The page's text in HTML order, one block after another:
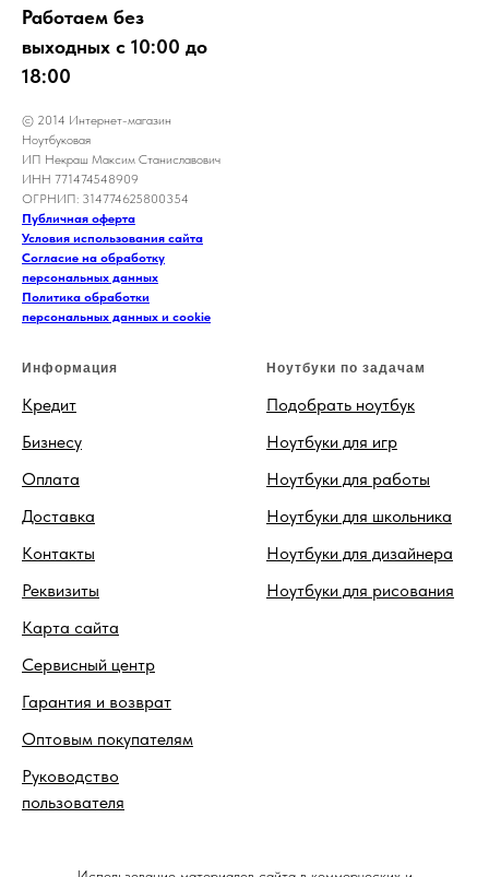
Работаем без
выходных с 10:00 до
18:00
© 2014 Интернет-магазин
Ноутбуковая
ИП Некраш Максим Станиславович
ИНН 771474548909
ОГРНИП: 314774625800354
Публичная оферта
Условия использования сайта
Согласие на обработку
персональных данных
Политика обработки
персональных данных и cookie
Информация
Кредит
Бизнесу
Оплата
Доставка
Контакты
Реквизиты
Карта сайта
Сервисный центр
Гарантия и возврат
Оптовым покупателям
Руководство
пользователя
Ноутбуки по задачам
Подобрать ноутбук
Ноутбуки для игр
Ноутбуки для работы
Ноутбуки для школьника
Ноутбуки для дизайнера
Ноутбуки для рисования